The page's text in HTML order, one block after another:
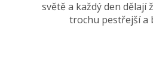
světě a každý den dělají
trochu pestřejší a